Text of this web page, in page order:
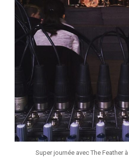
Super journée avec The Feather